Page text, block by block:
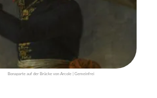
Bonaparte auf der Brücke von Arcole | Gemeinfrei